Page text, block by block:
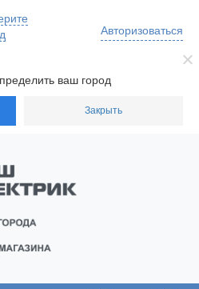
ваш город
Закрыть
Авторизоваться